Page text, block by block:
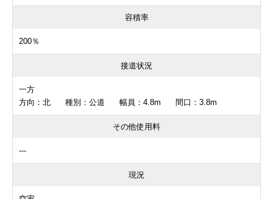
容積率
200％
接道状況
一方
方向：北 種別：公道 幅員：4.8m 間口：3.8m
その他使用料
---
現況